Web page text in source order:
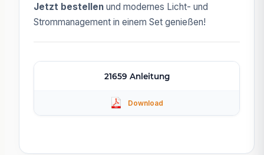
Jetzt bestellen und modernes Licht- und
Strommanagement in einem Set genießen!
21659 Anleitung